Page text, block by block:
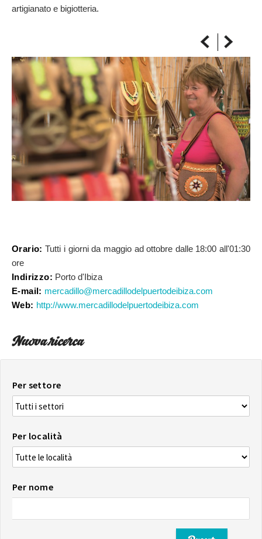
artigianato e bigiotteria.
Orario: Tutti i giorni da maggio ad ottobre dalle 18:00 all'01:30
ore
Indirizzo: Porto d'Ibiza
E-mail: mercadillo@mercadillodelpuertodeibiza.com
Web: http://www.mercadillodelpuertodeibiza.com
Nuova ricerca
Per settore
Per località
Per nome